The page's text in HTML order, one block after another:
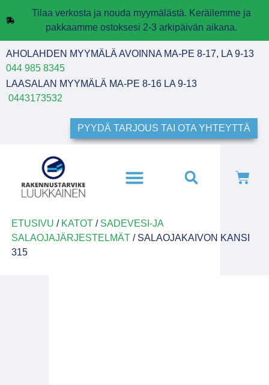
Tilaa verkosta ja nouda myymälästä. Keräilemme ja
pakkaamme ostoksesi 2-3 arkipäivän aikana.
AHOLAHDEN MYYMÄLÄ AVOINNA MA-PE 8-17, LA 9-13
044 985 8345
LAASALAN MYYMÄLÄ MA-PE 8-16 LA 9-13
0443173532
PYYDÄ TARJOUS TAI OTA YHTEYTTÄ
ETUSIVU / KATOT/ SADEVESI-JA
SALAOJAJÄRJESTELMÄT/ SALAOJAKAIVON KANSI
315